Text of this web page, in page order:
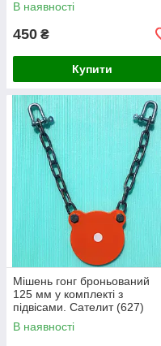
В наявності
450 ₴
Купити
Мішень гонг броньований
125 мм у комплекті з
підвісами. Сателит (627)
В наявності